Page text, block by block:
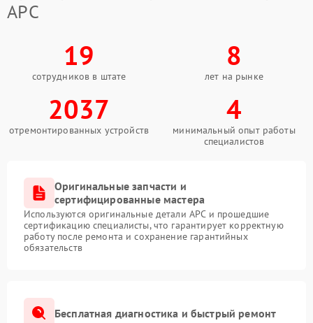
APC
19
сотрудников в штате
8
лет на рынке
2037
отремонтированных устройств
4
минимальный опыт работы
специалистов
Оригинальные запчасти и
сертифицированные мастера
Используются оригинальные детали APC и прошедшие
сертификацию специалисты, что гарантирует корректную
работу после ремонта и сохранение гарантийных
обязательств
Бесплатная диагностика и быстрый ремонт